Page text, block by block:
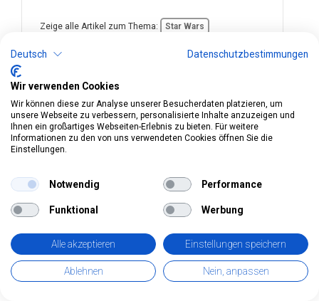
Zeige alle Artikel zum Thema: Star Wars
Peppa Pig Lunchbox
13.5x18x6cm
Deutsch Datenschutzbestimmungen
Wir verwenden Cookies
Wir können diese zur Analyse unserer Besucherdaten platzieren, um
unsere Webseite zu verbessern, personalisierte Inhalte anzuzeigen und
Ihnen ein großartiges Webseiten-Erlebnis zu bieten. Für weitere
Informationen zu den von uns verwendeten Cookies öffnen Sie die
Einstellungen.
Notwendig Performance
Funktional Werbung
Alle akzeptieren Einstellungen speichern
Ablehnen Nein, anpassen